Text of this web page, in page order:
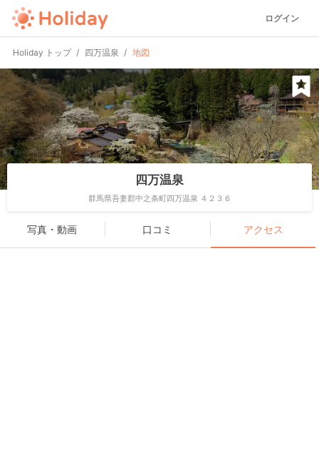
ログイン
Holiday トップ 四万温泉 地図
四万温泉
群馬県吾妻郡中之条町四万温泉 ４２３６
写真・動画 口コミ アクセス